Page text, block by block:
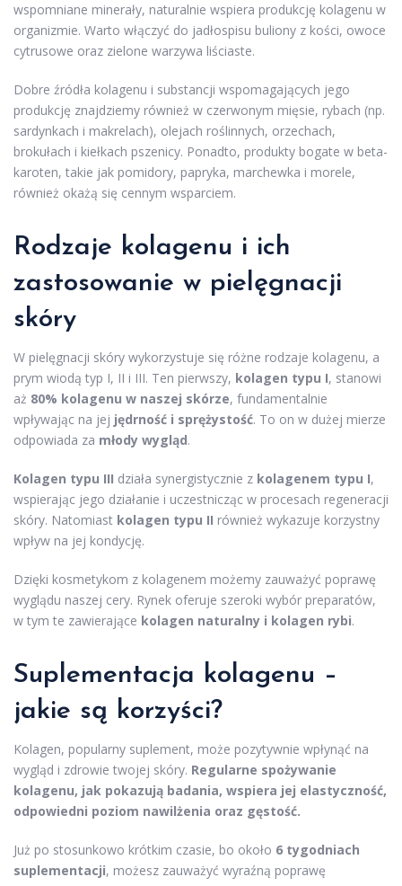
wspomniane minerały, naturalnie wspiera produkcję kolagenu w
organizmie. Warto włączyć do jadłospisu buliony z kości, owoce
cytrusowe oraz zielone warzywa liściaste.
Dobre źródła kolagenu i substancji wspomagających jego
produkcję znajdziemy również w czerwonym mięsie, rybach (np.
sardynkach i makrelach), olejach roślinnych, orzechach,
brokułach i kiełkach pszenicy. Ponadto, produkty bogate w beta-
karoten, takie jak pomidory, papryka, marchewka i morele,
również okażą się cennym wsparciem.
Rodzaje kolagenu i ich
zastosowanie w pielęgnacji
skóry
W pielęgnacji skóry wykorzystuje się różne rodzaje kolagenu, a
prym wiodą typ I, II i III. Ten pierwszy, kolagen typu I, stanowi
aż 80% kolagenu w naszej skórze, fundamentalnie
wpływając na jej jędrność i sprężystość. To on w dużej mierze
odpowiada za młody wygląd.
Kolagen typu III działa synergistycznie z kolagenem typu I,
wspierając jego działanie i uczestnicząc w procesach regeneracji
skóry. Natomiast kolagen typu II również wykazuje korzystny
wpływ na jej kondycję.
Dzięki kosmetykom z kolagenem możemy zauważyć poprawę
wyglądu naszej cery. Rynek oferuje szeroki wybór preparatów,
w tym te zawierające kolagen naturalny i kolagen rybi.
Suplementacja kolagenu –
jakie są korzyści?
Kolagen, popularny suplement, może pozytywnie wpłynąć na
wygląd i zdrowie twojej skóry. Regularne spożywanie
kolagenu, jak pokazują badania, wspiera jej elastyczność,
odpowiedni poziom nawilżenia oraz gęstość.
Już po stosunkowo krótkim czasie, bo około 6 tygodniach
suplementacji, możesz zauważyć wyraźną poprawę